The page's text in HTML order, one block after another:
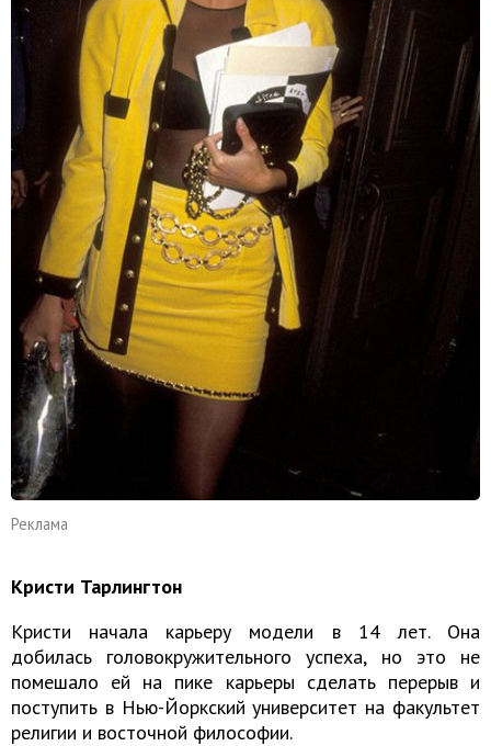
Реклама
Кристи Тарлингтон
Кристи начала карьеру модели в 14 лет. Она
добилась головокружительного успеха, но это не
помешало ей на пике карьеры сделать перерыв и
поступить в Нью-Йоркский университет на факультет
религии и восточной философии.